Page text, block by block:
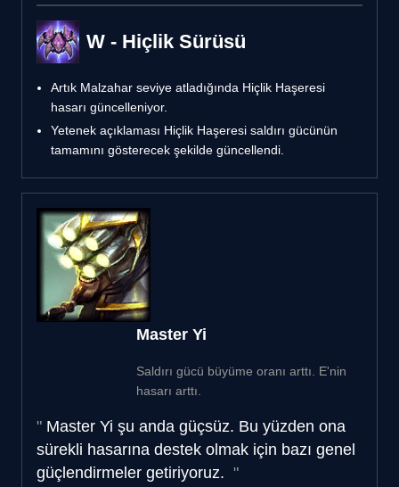
W - Hiçlik Sürüsü
Artık Malzahar seviye atladığında Hiçlik Haşeresi
hasarı güncelleniyor.
Yetenek açıklaması Hiçlik Haşeresi saldırı gücünün
tamamını gösterecek şekilde güncellendi.
Master Yi
Saldırı gücü büyüme oranı arttı. E'nin
hasarı arttı.
Master Yi şu anda güçsüz. Bu yüzden ona
sürekli hasarına destek olmak için bazı genel
güçlendirmeler getiriyoruz.